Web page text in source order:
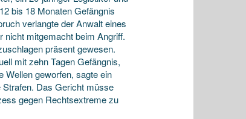
bis 18 Monaten Gefängnis
verlangte der Anwalt eines
nicht mitgemacht beim Angriff.
präsent gewesen.
mit zehn Tagen Gefängnis,
Wellen geworfen, sagte ein
Das Gericht müsse
gegen Rechtsextreme zu